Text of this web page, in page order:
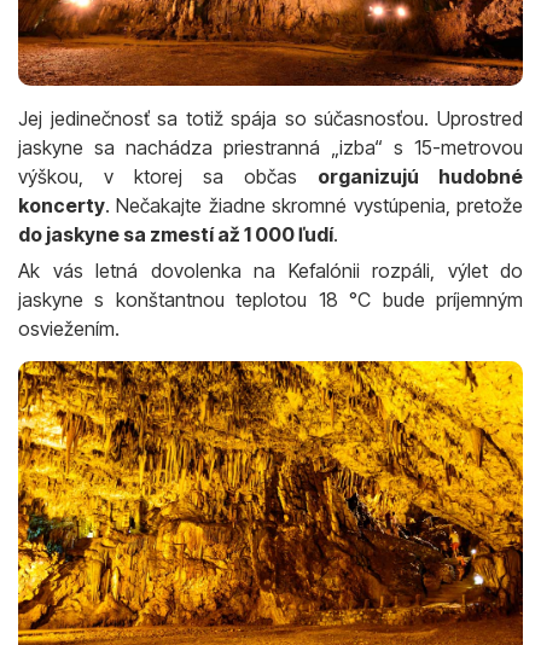
Jej jedinečnosť sa totiž spája so súčasnosťou. Uprostred
jaskyne sa nachádza priestranná „izba“ s 15-metrovou
výškou, v ktorej sa občas organizujú hudobné
koncerty. Nečakajte žiadne skromné vystúpenia, pretože
do jaskyne sa zmestí až 1 000 ľudí.
Ak vás letná dovolenka na Kefalónii rozpáli, výlet do
jaskyne s konštantnou teplotou 18 °C bude príjemným
osviežením.